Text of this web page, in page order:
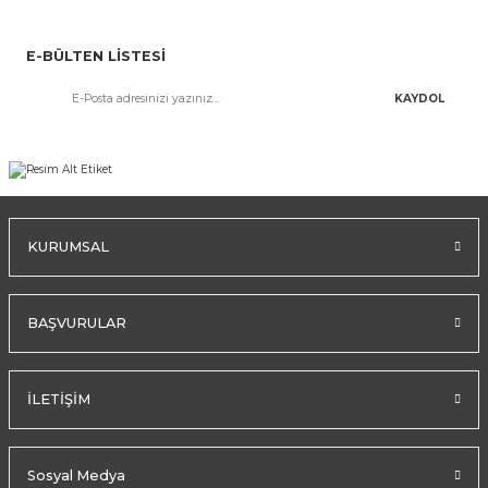
E-BÜLTEN LİSTESİ
KAYDOL
KURUMSAL
BAŞVURULAR
İLETİŞİM
Sosyal Medya